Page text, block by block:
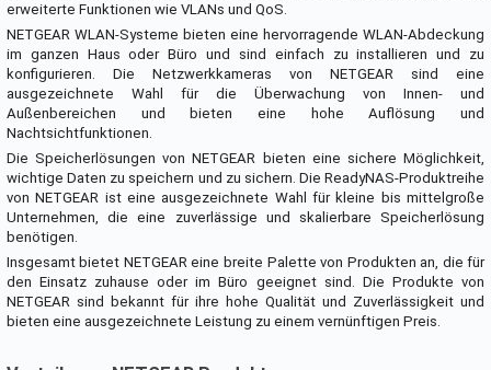
erweiterte Funktionen wie VLANs und QoS.
NETGEAR WLAN-Systeme bieten eine hervorragende WLAN-Abdeckung
im ganzen Haus oder Büro und sind einfach zu installieren und zu
konfigurieren. Die Netzwerkkameras von NETGEAR sind eine
ausgezeichnete Wahl für die Überwachung von Innen- und
Außenbereichen und bieten eine hohe Auflösung und
Nachtsichtfunktionen.
Die Speicherlösungen von NETGEAR bieten eine sichere Möglichkeit,
wichtige Daten zu speichern und zu sichern. Die ReadyNAS-Produktreihe
von NETGEAR ist eine ausgezeichnete Wahl für kleine bis mittelgroße
Unternehmen, die eine zuverlässige und skalierbare Speicherlösung
benötigen.
Insgesamt bietet NETGEAR eine breite Palette von Produkten an, die für
den Einsatz zuhause oder im Büro geeignet sind. Die Produkte von
NETGEAR sind bekannt für ihre hohe Qualität und Zuverlässigkeit und
bieten eine ausgezeichnete Leistung zu einem vernünftigen Preis.